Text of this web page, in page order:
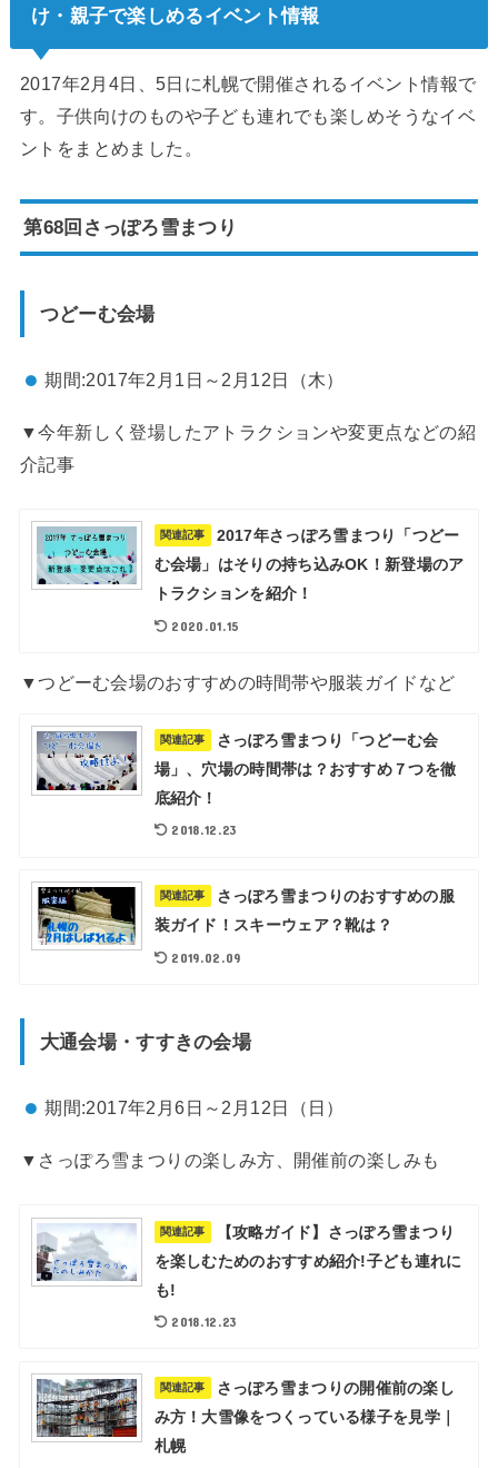
け・親子で楽しめるイベント情報
2017年2月4日、5日に札幌で開催されるイベント情報で
す。子供向けのものや子ども連れでも楽しめそうなイベ
ントをまとめました。
第68回さっぽろ雪まつり
つどーむ会場
期間:2017年2月1日～2月12日（木）
▼今年新しく登場したアトラクションや変更点などの紹
介記事
関連記事
2017年さっぽろ雪まつり「つどー
む会場」はそりの持ち込みOK！新登場のア
トラクションを紹介！
2020.01.15
▼つどーむ会場のおすすめの時間帯や服装ガイドなど
関連記事
さっぽろ雪まつり「つどーむ会
場」、穴場の時間帯は？おすすめ７つを徹
底紹介！
2018.12.23
関連記事
さっぽろ雪まつりのおすすめの服
装ガイド！スキーウェア？靴は？
2019.02.09
大通会場・すすきの会場
期間:2017年2月6日～2月12日（日）
▼さっぽろ雪まつりの楽しみ方、開催前の楽しみも
関連記事
【攻略ガイド】さっぽろ雪まつり
を楽しむためのおすすめ紹介!子ども連れに
も!
2018.12.23
関連記事
さっぽろ雪まつりの開催前の楽し
み方！大雪像をつくっている様子を見学｜
札幌